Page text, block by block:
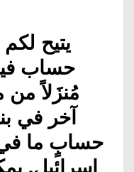
يتيح
حساب
مُنزَلاً
آخر في
حسابٍ ما
إسرائيل.